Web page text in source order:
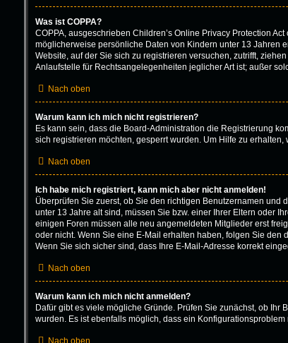
Was ist COPPA?
COPPA, ausgeschrieben Children’s Online Privacy Protection
möglicherweise persönliche Daten von Kindern unter 13 Jahren
Website, auf der Sie sich zu registrieren versuchen, zutrifft,
Anlaufstelle für Rechtsangelegenheiten jeglicher Art ist; außer
Nach oben
Warum kann ich mich nicht registrieren?
Es kann sein, dass die Board-Administration die Registrierung
sich registrieren möchten, gesperrt wurden. Um Hilfe zu
Nach oben
Ich habe mich registriert, kann mich aber nicht anmelden!
Überprüfen Sie zuerst, ob Sie den richtigen Benutzernamen
unter 13 Jahre alt sind, müssen Sie bzw. einer Ihrer Eltern oder
einigen Foren müssen alle neu angemeldeten Mitglieder erst
oder nicht. Wenn Sie eine E-Mail erhalten haben, folgen Sie den
Wenn Sie sich sicher sind, dass Ihre E-Mail-Adresse korrekt
Nach oben
Warum kann ich mich nicht anmelden?
Dafür gibt es viele mögliche Gründe. Prüfen Sie zunächst, ob
wurden. Es ist ebenfalls möglich, dass ein
Nach oben